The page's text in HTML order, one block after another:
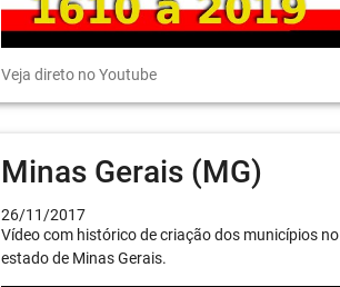
Veja direto no Youtube
Minas Gerais (MG)
26/11/2017
Vídeo com histórico de criação dos municípios no
estado de Minas Gerais.